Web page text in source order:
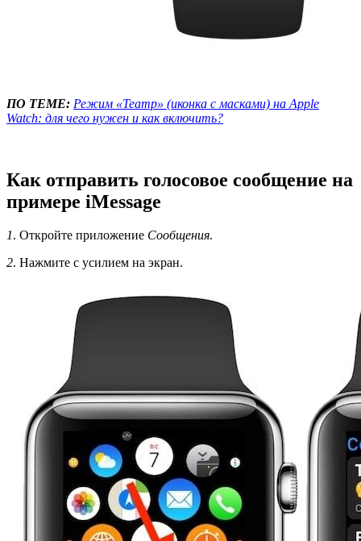
ПО ТЕМЕ: Режим «Театр» (иконка с масками) на Apple
Watch: для чего нужен и как включить?
Как отправить голосовое сообщение на
примере iMessage
1. Откройте приложение Сообщения.
2. Нажмите с усилием на экран.